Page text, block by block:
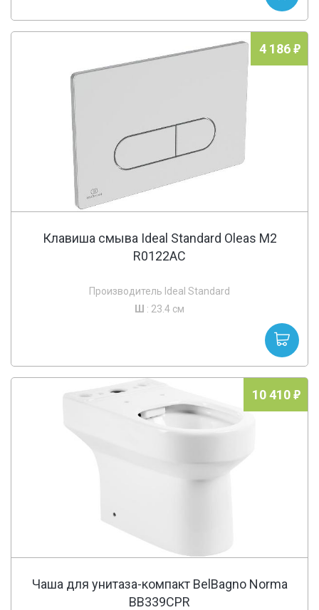
4 186
Клавиша смыва Ideal Standard Oleas M2
R0122AC
Производитель Ideal Standard
Ш : 23.4 см
10 410
Чаша для унитаза-компакт BelBagno Norma
BB339CPR